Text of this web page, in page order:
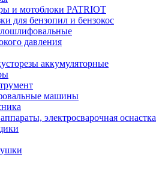
и мотоблоки PATRIOT
для бензопил и бензокос
давления
аккумуляторные
машины
электросварочная оснастка